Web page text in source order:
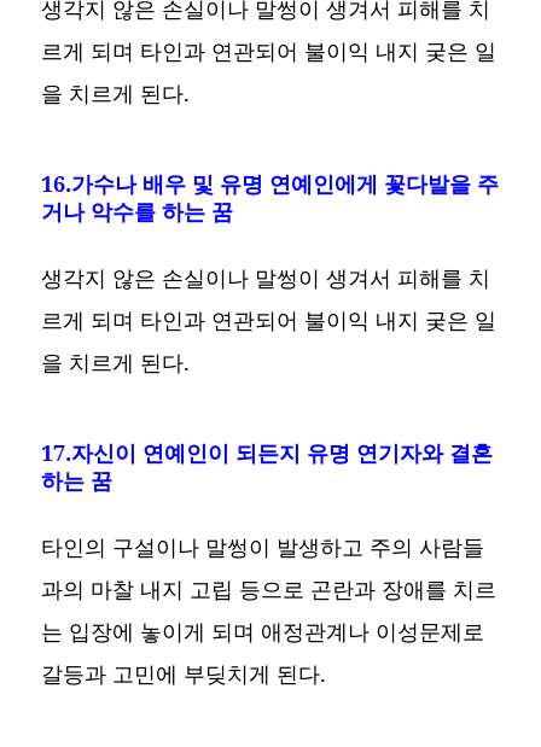
생각지 않은 손실이나 말썽이 생겨서 피해를 치
르게 되며 타인과 연관되어 불이익 내지 궂은 일
을 치르게 된다.
16.가수나 배우 및 유명 연예인에게 꽃다발을 주
거나 악수를 하는 꿈
생각지 않은 손실이나 말썽이 생겨서 피해를 치
르게 되며 타인과 연관되어 불이익 내지 궂은 일
을 치르게 된다.
17.자신이 연예인이 되든지 유명 연기자와 결혼
하는 꿈
타인의 구설이나 말썽이 발생하고 주의 사람들
과의 마찰 내지 고립 등으로 곤란과 장애를 치르
는 입장에 놓이게 되며 애정관계나 이성문제로
갈등과 고민에 부딪치게 된다.